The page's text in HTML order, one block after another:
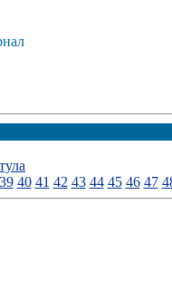
39 40 41 42 43 44 45 46 47